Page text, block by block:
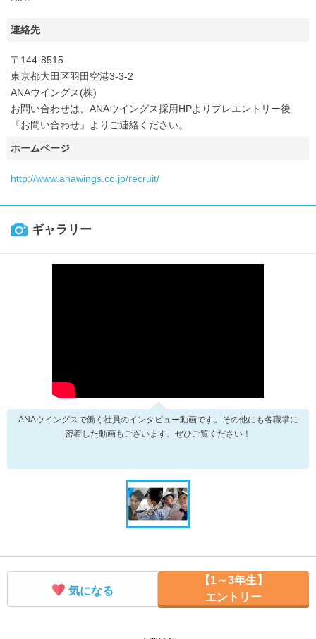
連絡先
〒144-8515
東京都大田区羽田空港3-3-2
ANAウイングス(株)
お問い合わせは、ANAウイングス採用HPよりプレエントリー後
『お問い合わせ』よりご連絡ください。
ホームページ
http://www.anawings.co.jp/recruit/
ギャラリー
ANAウイングスで働く社員のインタビュー動画です。その他にも各職掌に
密着した動画もございます。ぜひご覧ください！
気になる
【1～3年生】
エントリー